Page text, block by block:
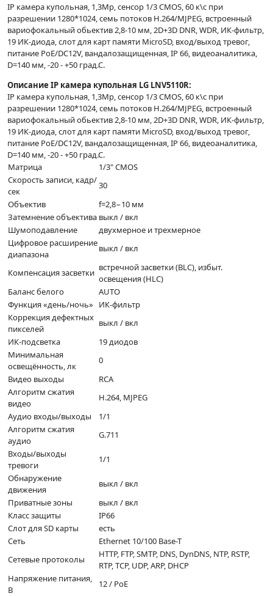
IP камера купольная, 1,3Mp, сенсор 1/3 CMOS, 60 к\с при
разрешении 1280*1024, семь потоков H.264/MJPEG, встроенный
вариофокальный обьектив 2,8-10 мм, 2D+3D DNR, WDR, ИК-фильтр,
19 ИК-диода, слот для карт памяти MicroSD, вход/выход тревог,
питание PoE/DC12V, вандалозащищенная, IP 66, видеоаналитика,
D=140 мм, -20 - +50 град.С.
Описание IP камера купольная LG LNV5110R:
IP камера купольная, 1,3Mp, сенсор 1/3 CMOS, 60 к\с при
разрешении 1280*1024, семь потоков H.264/MJPEG, встроенный
вариофокальный обьектив 2,8-10 мм, 2D+3D DNR, WDR, ИК-фильтр,
19 ИК-диода, слот для карт памяти MicroSD, вход/выход тревог,
питание PoE/DC12V, вандалозащищенная, IP 66, видеоаналитика,
D=140 мм, -20 - +50 град.С.
Матрица
1/3" CMOS
Скорость записи, кадр/
сек
30
Объектив
f=2,8−10 мм
Затемнение объектива выкл / вкл
Шумоподавление
двухмерное и трехмерное
Цифровое расширение
диапазона
выкл / вкл
Компенсация засветки встречной засветки (BLC), избыт.
освещения (HLC)
Баланс белого
AUTO
Функция «день/ночь»
ИК-фильтр
Коррекция дефектных
пикселей
выкл / вкл
ИК-подсветка
19 диодов
Минимальная
освещённость, лк
0
Видео выходы
RCA
Алгоритм сжатия
видео
H.264, MJPEG
Аудио входы/выходы
1/1
Алгоритм сжатия
аудио
G.711
Входы/выходы
тревоги
1/1
Обнаружение
движения
выкл / вкл
Приватные зоны
выкл / вкл
Класс защиты
IP66
Слот для SD карты
есть
Сеть
Ethernet 10/100 Base-T
Сетевые протоколы
HTTP, FTP, SMTP, DNS, DynDNS, NTP, RSTP,
RTP, TCP, UDP, ARP, DHCP
Напряжение питания,
В
12 / PoE